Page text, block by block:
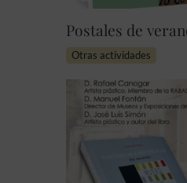
Postales de
Otras actividades